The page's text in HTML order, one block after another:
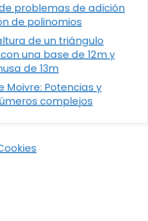
problemas de adición
de polinomios
de un triángulo
una base de 12m y
de 13m
Moivre: Potencias y
complejos